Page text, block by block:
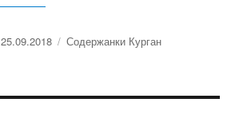
Опубликовано
25.09.2018 Рубрики
Содержанки Курган